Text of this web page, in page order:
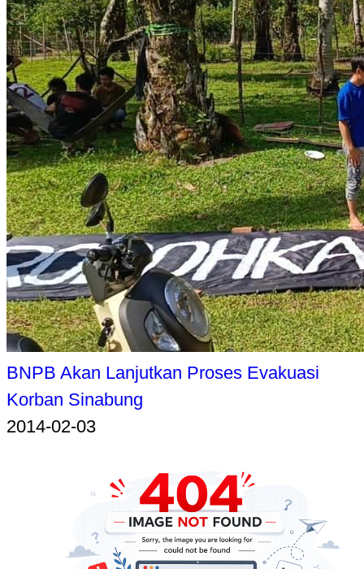
BNPB Akan Lanjutkan Proses Evakuasi
Korban Sinabung
2014-02-03